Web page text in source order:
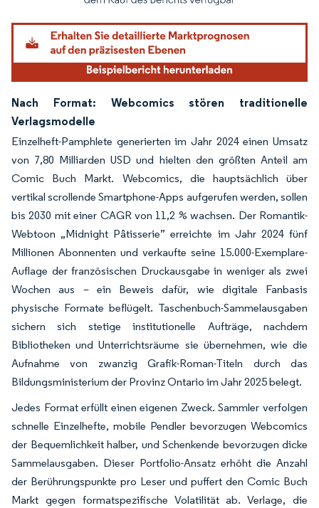
Nach Format: Webcomics stören traditionelle
Verlagsmodelle
Einzelheft-Pamphlete generierten im Jahr 2024 einen Umsatz
von 7,80 Milliarden USD und hielten den größten Anteil am
Comic Buch Markt. Webcomics, die hauptsächlich über
vertikal scrollende Smartphone-Apps aufgerufen werden, sollen
bis 2030 mit einer CAGR von 11,2 % wachsen. Der Romantik-
Webtoon „Midnight Pâtisserie” erreichte im Jahr 2024 fünf
Millionen Abonnenten und verkaufte seine 15.000-Exemplare-
Auflage der französischen Druckausgabe in weniger als zwei
Wochen aus – ein Beweis dafür, wie digitale Fanbasis
physische Formate beflügelt. Taschenbuch-Sammelausgaben
sichern sich stetige institutionelle Aufträge, nachdem
Bibliotheken und Unterrichtsräume sie übernehmen, wie die
Aufnahme von zwanzig Grafik-Roman-Titeln durch das
Bildungsministerium der Provinz Ontario im Jahr 2025 belegt.
Jedes Format erfüllt einen eigenen Zweck. Sammler verfolgen
schnelle Einzelhefte, mobile Pendler bevorzugen Webcomics
der Bequemlichkeit halber, und Schenkende bevorzugen dicke
Sammelausgaben. Dieser Portfolio-Ansatz erhöht die Anzahl
der Berührungspunkte pro Leser und puffert den Comic Buch
Markt gegen formatspezifische Volatilität ab. Verlage, die